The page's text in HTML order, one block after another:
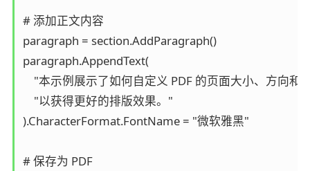
# 添加正文内容
paragraph = section.AddParagraph()
paragraph.AppendText(
"本示例展示了如何自定义 PDF 的页面大小、方向和
    "以获得更好的排版效果。"
).CharacterFormat.FontName = "微软雅黑"
# 保存为 PDF